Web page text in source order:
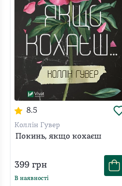
8.5
Коллін Гувер
Покинь, якщо кохаєш
399 грн
В наявності